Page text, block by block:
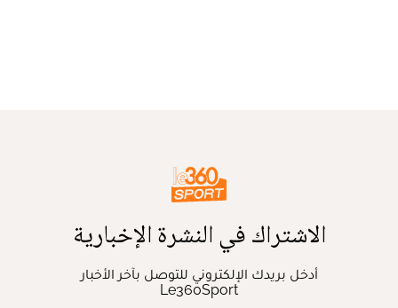
الاشتراك في النشرة الإخبارية
أدخل بريدك الإلكتروني للتوصل بآخر الأخبار
Le360Sport